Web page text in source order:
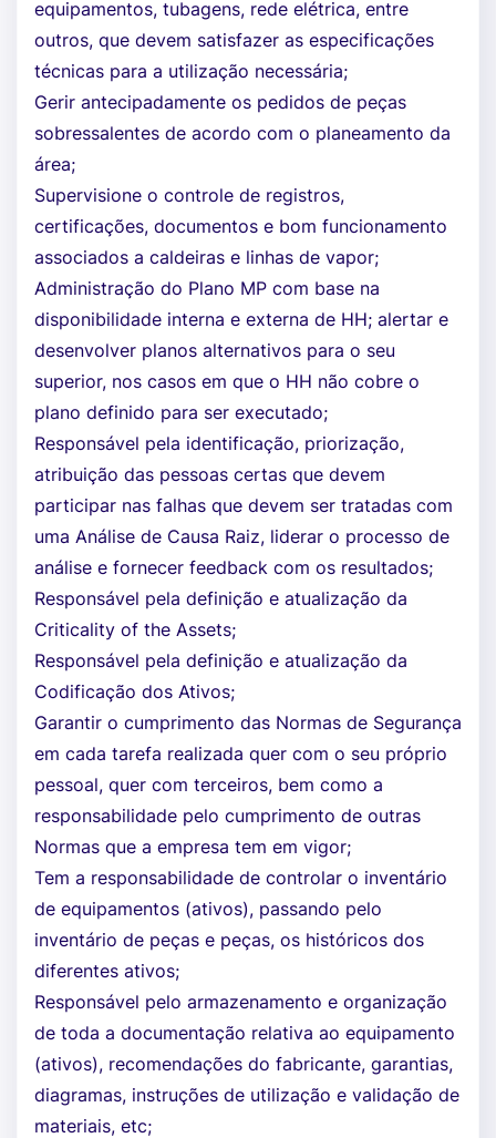
equipamentos, tubagens, rede elétrica, entre
outros, que devem satisfazer as especificações
técnicas para a utilização necessária;
Gerir antecipadamente os pedidos de peças
sobressalentes de acordo com o planeamento da
área;
Supervisione o controle de registros,
certificações, documentos e bom funcionamento
associados a caldeiras e linhas de vapor;
Administração do Plano MP com base na
disponibilidade interna e externa de HH; alertar e
desenvolver planos alternativos para o seu
superior, nos casos em que o HH não cobre o
plano definido para ser executado;
Responsável pela identificação, priorização,
atribuição das pessoas certas que devem
participar nas falhas que devem ser tratadas com
uma Análise de Causa Raiz, liderar o processo de
análise e fornecer feedback com os resultados;
Responsável pela definição e atualização da
Criticality of the Assets;
Responsável pela definição e atualização da
Codificação dos Ativos;
Garantir o cumprimento das Normas de Segurança
em cada tarefa realizada quer com o seu próprio
pessoal, quer com terceiros, bem como a
responsabilidade pelo cumprimento de outras
Normas que a empresa tem em vigor;
Tem a responsabilidade de controlar o inventário
de equipamentos (ativos), passando pelo
inventário de peças e peças, os históricos dos
diferentes ativos;
Responsável pelo armazenamento e organização
de toda a documentação relativa ao equipamento
(ativos), recomendações do fabricante, garantias,
diagramas, instruções de utilização e validação de
materiais, etc;